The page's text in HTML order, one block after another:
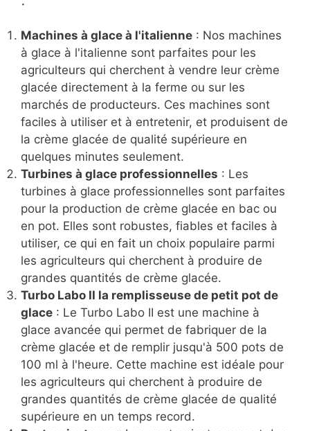
Machines à glace à l'italienne : Nos machines
à glace à l'italienne sont parfaites pour les
agriculteurs qui cherchent à vendre leur crème
glacée directement à la ferme ou sur les
marchés de producteurs. Ces machines sont
faciles à utiliser et à entretenir, et produisent de
la crème glacée de qualité supérieure en
quelques minutes seulement.
Turbines à glace professionnelles : Les
turbines à glace professionnelles sont parfaites
pour la production de crème glacée en bac ou
en pot. Elles sont robustes, fiables et faciles à
utiliser, ce qui en fait un choix populaire parmi
les agriculteurs qui cherchent à produire de
grandes quantités de crème glacée.
Turbo Labo II la remplisseuse de petit pot de
glace : Le Turbo Labo II est une machine à
glace avancée qui permet de fabriquer de la
crème glacée et de remplir jusqu'à 500 pots de
100 ml à l'heure. Cette machine est idéale pour
les agriculteurs qui cherchent à produire de
grandes quantités de crème glacée de qualité
supérieure en un temps record.